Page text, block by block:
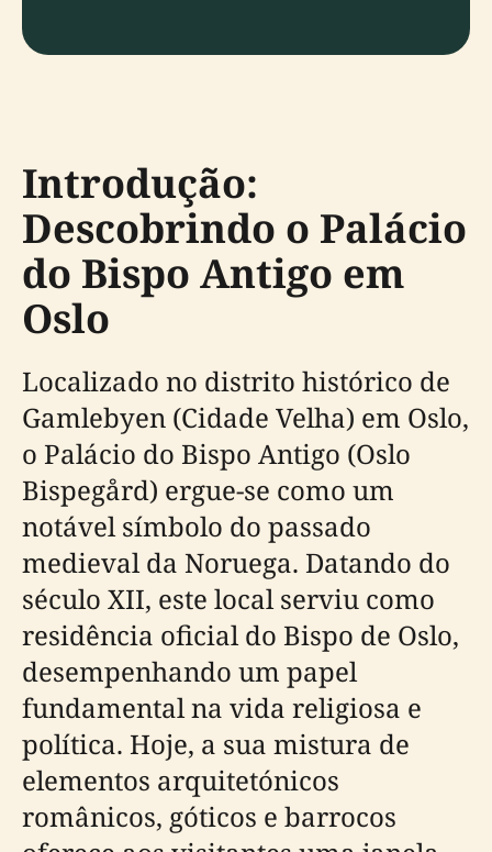
Introdução:
Descobrindo o Palácio
do Bispo Antigo em
Oslo
Localizado no distrito histórico de
Gamlebyen (Cidade Velha) em Oslo,
o Palácio do Bispo Antigo (Oslo
Bispegård) ergue-se como um
notável símbolo do passado
medieval da Noruega. Datando do
século XII, este local serviu como
residência oficial do Bispo de Oslo,
desempenhando um papel
fundamental na vida religiosa e
política. Hoje, a sua mistura de
elementos arquitetónicos
românicos, góticos e barrocos